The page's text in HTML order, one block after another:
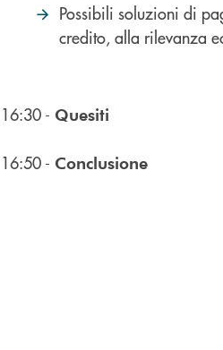
Possibili soluzioni di
credito, alla rilevanza
16:30 - Quesiti
16:50 - Conclusione